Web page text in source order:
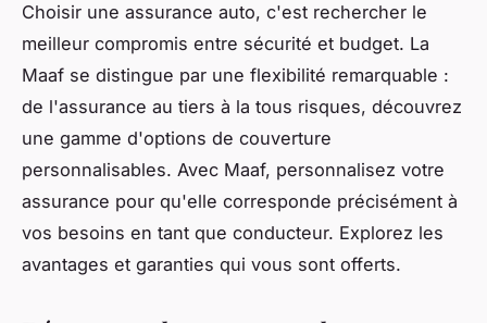
Choisir une assurance auto, c'est rechercher le
meilleur compromis entre sécurité et budget. La
Maaf se distingue par une flexibilité remarquable :
de l'assurance au tiers à la tous risques, découvrez
une gamme d'options de couverture
personnalisables. Avec Maaf, personnalisez votre
assurance pour qu'elle corresponde précisément à
vos besoins en tant que conducteur. Explorez les
avantages et garanties qui vous sont offerts.